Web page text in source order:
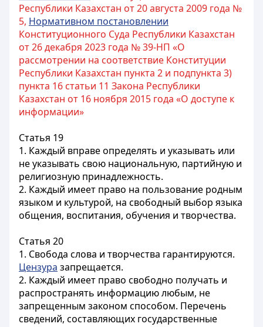
Республики Казахстан от 20 августа 2009 года №
5, Нормативном постановлении
Конституционного Суда Республики Казахстан
от 26 декабря 2023 года № 39-НП «О
рассмотрении на соответствие Конституции
Республики Казахстан пункта 2 и подпункта 3)
пункта 16 статьи 11 Закона Республики
Казахстан от 16 ноября 2015 года «О доступе к
информации»
Статья 19
1. Каждый вправе определять и указывать или
не указывать свою национальную, партийную и
религиозную принадлежность.
2. Каждый имеет право на пользование родным
языком и культурой, на свободный выбор языка
общения, воспитания, обучения и творчества.
Статья 20
1. Свобода слова и творчества гарантируются.
Цензура запрещается.
2. Каждый имеет право свободно получать и
распространять информацию любым, не
запрещенным законом способом. Перечень
сведений, составляющих государственные